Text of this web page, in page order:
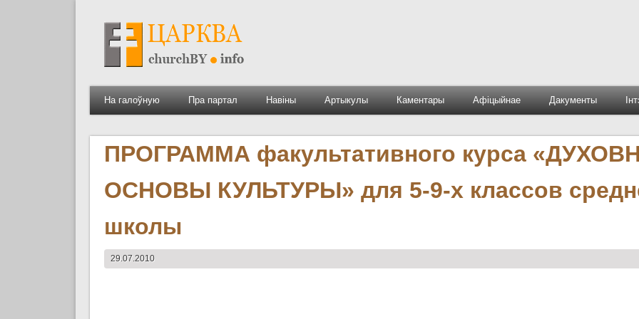
На галоўную Пра партал Навіны Артыкулы Каментары Афіцыйнае Дакументы
ПРОГРАММА факультативного курса
ОСНОВЫ КУЛЬТУРЫ» для 5-9-х классов
школы
29.07.2010